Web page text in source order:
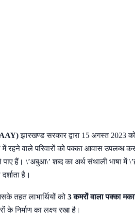
झारखण्ड सरकार द्वारा 15 अगस्त 2023
रहने वाले परिवारों को पक्का आवास उपलब्ध
हैं। \’अबुआ\’ शब्द का अर्थ संथाली भाषा में
है।
तहत लाभार्थियों को 3 कमरों वाला पक्का
के निर्माण का लक्ष्य रखा है।